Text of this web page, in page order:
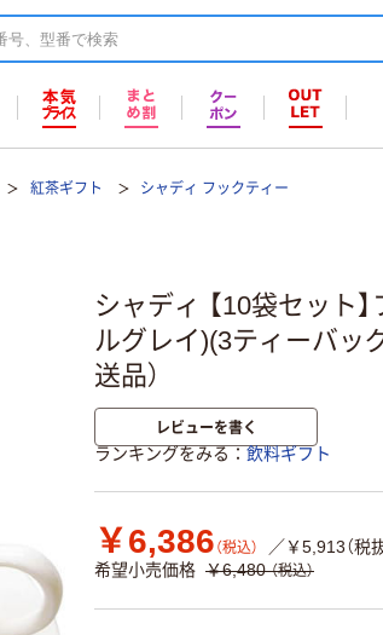
紅茶ギフト シャディ フックティー
シャディ 【10袋セット
ルグレイ)(3ティーバッ
送品）
レビューを書く
ランキングをみる 飲料ギフト
￥6,386 （税込） ／￥5,913（税
希望小売価格 ￥6,480 （税込）